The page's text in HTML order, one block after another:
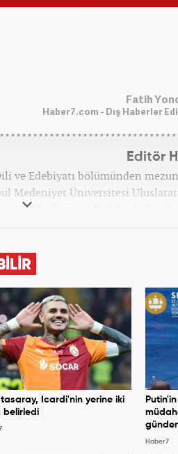
Fatih
Haber7.com - Dış Haberler
Editör
ve Edebiyatı bölümünden
Medeniyet Üniversitesi
Uluslararası İlişkiler
öğrenim hayatı boyunca
başlayan Yoncalık, Eylül
Haberler Editörü” olarak görev
Icardi'nin yerine iki
belirledi
Haber7